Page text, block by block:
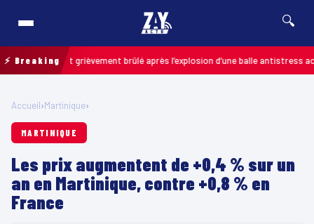
🔍
⚡ Breaking
enfant grièvement brûlé après l’explosion d’une balle antistress achetée
Accueil›Martinique›
MARTINIQUE
Les prix augmentent de +0,4 % sur un
an en Martinique, contre +0,8 % en
France